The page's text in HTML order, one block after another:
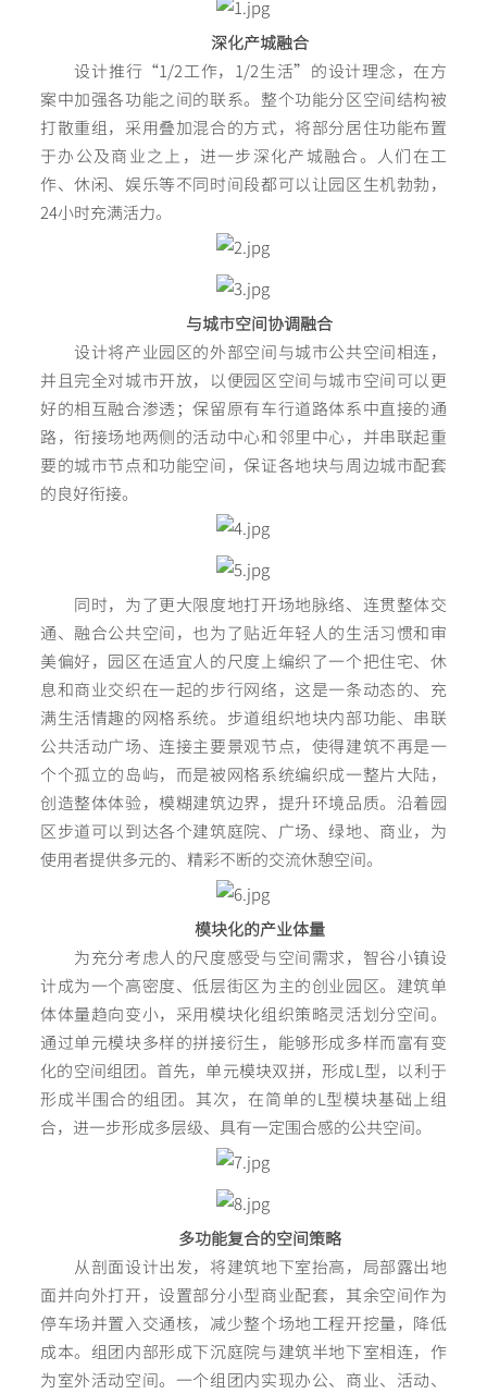
深化产城融合
设计推行“1/2工作，1/2生活”的设计理念，在方
案中加强各功能之间的联系。整个功能分区空间结构被
打散重组，采用叠加混合的方式，将部分居住功能布置
于办公及商业之上，进一步深化产城融合。人们在工
作、休闲、娱乐等不同时间段都可以让园区生机勃勃，
24小时充满活力。
与城市空间协调融合
设计将产业园区的外部空间与城市公共空间相连，
并且完全对城市开放，以便园区空间与城市空间可以更
好的相互融合渗透；保留原有车行道路体系中直接的通
路，衔接场地两侧的活动中心和邻里中心，并串联起重
要的城市节点和功能空间，保证各地块与周边城市配套
的良好衔接。
同时，为了更大限度地打开场地脉络、连贯整体交
通、融合公共空间，也为了贴近年轻人的生活习惯和审
美偏好，园区在适宜人的尺度上编织了一个把住宅、休
息和商业交织在一起的步行网络，这是一条动态的、充
满生活情趣的网格系统。步道组织地块内部功能、串联
公共活动广场、连接主要景观节点，使得建筑不再是一
个个孤立的岛屿，而是被网格系统编织成一整片大陆，
创造整体体验，模糊建筑边界，提升环境品质。沿着园
区步道可以到达各个建筑庭院、广场、绿地、商业，为
使用者提供多元的、精彩不断的交流休憩空间。
模块化的产业体量
为充分考虑人的尺度感受与空间需求，智谷小镇设
计成为一个高密度、低层街区为主的创业园区。建筑单
体体量趋向变小，采用模块化组织策略灵活划分空间。
通过单元模块多样的拼接衍生，能够形成多样而富有变
化的空间组团。首先，单元模块双拼，形成L型，以利于
形成半围合的组团。其次，在简单的L型模块基础上组
合，进一步形成多层级、具有一定围合感的公共空间。
多功能复合的空间策略
从剖面设计出发，将建筑地下室抬高，局部露出地
面并向外打开，设置部分小型商业配套，其余空间作为
停车场并置入交通核，减少整个场地工程开挖量，降低
成本。组团内部形成下沉庭院与建筑半地下室相连，作
为室外活动空间。一个组团内实现办公、商业、活动、